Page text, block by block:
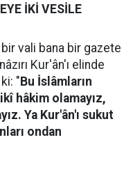
İKİ VESİLE
vali bana bir gazete
Kur'ân'ı elinde
" Bu İslâmların
hâkim olamayız,
Ya Kur'ân'ı sukut
ondan